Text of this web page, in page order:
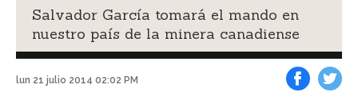
Salvador García tomará el mando en
nuestro país de la minera canadiense
lun 21 julio 2014 02:02 PM